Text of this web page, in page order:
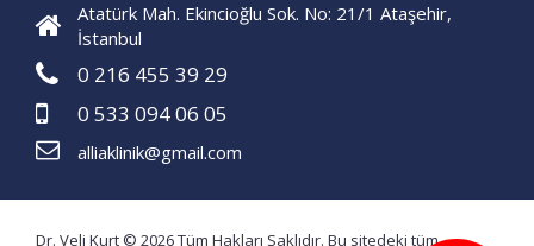
Atatürk Mah. Ekincioğlu Sok. No: 21/1 Ataşehir,
İstanbul
0 216 455 39 29
0 533 094 06 05
alliaklinik@gmail.com
Dr. Veli Kurt © 2026 Tüm Hakları Saklıdır. Bu sitedeki tüm